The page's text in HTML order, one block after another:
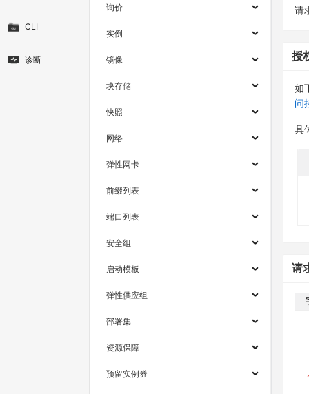
CLI
诊断
询价
实例
镜像
块存储
快照
网络
弹性网卡
前缀列表
端口列表
安全组
启动模板
弹性供应组
部署集
资源保障
预留实例券
请
授
如
问
具
请